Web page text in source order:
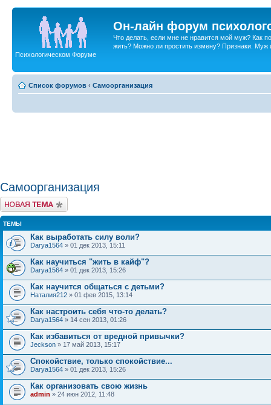
Он-лайн форум
Что делать, если мне не нравится мой муж? Как
жить? Можно ли простить измену? Признаки. Муж
Психологическом Форуме
Список форумов ‹ Самоорганизация
Самоорганизация
Новая тема
ТЕМЫ
Как выработать силу воли?
Darya1564 » 01 дек 2013, 15:11
Как научиться "жить в кайф"?
Darya1564 » 01 дек 2013, 15:26
Как научится общаться с детьми?
Наталия212 » 01 фев 2015, 13:14
Как настроить себя что-то делать?
Darya1564 » 14 сен 2013, 01:26
Как избавиться от вредной привычки?
Jeckson » 17 май 2013, 15:17
Спокойствие, только спокойствие...
Darya1564 » 01 дек 2013, 15:26
Как организовать свою жизнь
admin » 24 июн 2012, 11:48